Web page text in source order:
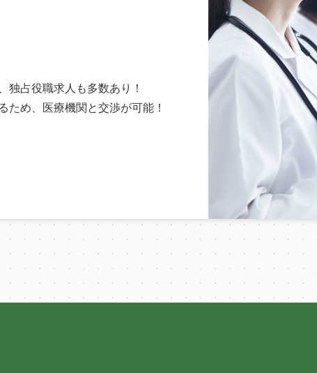
独占役職求人も多数あり！
ため、医療機関と交渉が可能！